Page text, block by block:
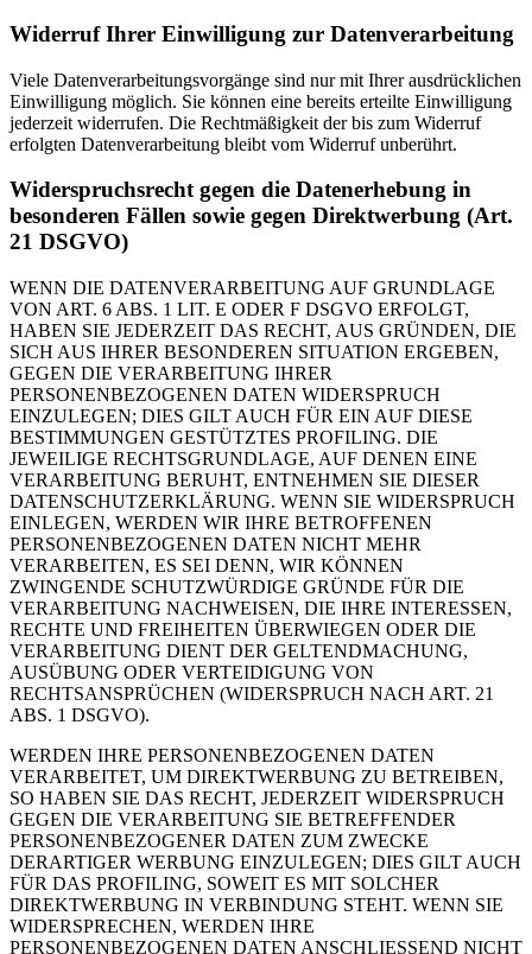
Widerruf Ihrer Einwilligung zur Datenverarbeitung
Viele Datenverarbeitungsvorgänge sind nur mit Ihrer ausdrücklichen
Einwilligung möglich. Sie können eine bereits erteilte Einwilligung
jederzeit widerrufen. Die Rechtmäßigkeit der bis zum Widerruf
erfolgten Datenverarbeitung bleibt vom Widerruf unberührt.
Widerspruchsrecht gegen die Datenerhebung in
besonderen Fällen sowie gegen Direktwerbung (Art.
21 DSGVO)
WENN DIE DATENVERARBEITUNG AUF GRUNDLAGE
VON ART. 6 ABS. 1 LIT. E ODER F DSGVO ERFOLGT,
HABEN SIE JEDERZEIT DAS RECHT, AUS GRÜNDEN, DIE
SICH AUS IHRER BESONDEREN SITUATION ERGEBEN,
GEGEN DIE VERARBEITUNG IHRER
PERSONENBEZOGENEN DATEN WIDERSPRUCH
EINZULEGEN; DIES GILT AUCH FÜR EIN AUF DIESE
BESTIMMUNGEN GESTÜTZTES PROFILING. DIE
JEWEILIGE RECHTSGRUNDLAGE, AUF DENEN EINE
VERARBEITUNG BERUHT, ENTNEHMEN SIE DIESER
DATENSCHUTZERKLÄRUNG. WENN SIE WIDERSPRUCH
EINLEGEN, WERDEN WIR IHRE BETROFFENEN
PERSONENBEZOGENEN DATEN NICHT MEHR
VERARBEITEN, ES SEI DENN, WIR KÖNNEN
ZWINGENDE SCHUTZWÜRDIGE GRÜNDE FÜR DIE
VERARBEITUNG NACHWEISEN, DIE IHRE INTERESSEN,
RECHTE UND FREIHEITEN ÜBERWIEGEN ODER DIE
VERARBEITUNG DIENT DER GELTENDMACHUNG,
AUSÜBUNG ODER VERTEIDIGUNG VON
RECHTSANSPRÜCHEN (WIDERSPRUCH NACH ART. 21
ABS. 1 DSGVO).
WERDEN IHRE PERSONENBEZOGENEN DATEN
VERARBEITET, UM DIREKTWERBUNG ZU BETREIBEN,
SO HABEN SIE DAS RECHT, JEDERZEIT WIDERSPRUCH
GEGEN DIE VERARBEITUNG SIE BETREFFENDER
PERSONENBEZOGENER DATEN ZUM ZWECKE
DERARTIGER WERBUNG EINZULEGEN; DIES GILT AUCH
FÜR DAS PROFILING, SOWEIT ES MIT SOLCHER
DIREKTWERBUNG IN VERBINDUNG STEHT. WENN SIE
WIDERSPRECHEN, WERDEN IHRE
PERSONENBEZOGENEN DATEN ANSCHLIESSEND NICHT